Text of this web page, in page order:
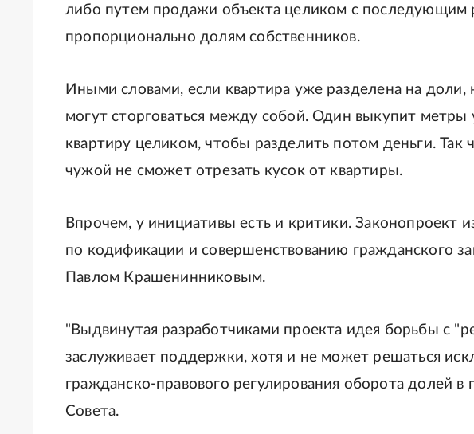
либо путем продажи объекта целиком с последующим
пропорционально долям собственников.
Иными словами, если квартира уже разделена на доли,
могут сторговаться между собой. Один выкупит метры
квартиру целиком, чтобы разделить потом деньги.
чужой не сможет отрезать кусок от квартиры.
Впрочем, у инициативы есть и критики. Законопроект
по кодификации и совершенствованию гражданского
Павлом Крашенинниковым.
"Выдвинутая разработчиками проекта идея борьбы с
заслуживает поддержки, хотя и не может решаться
гражданско-правового регулирования оборота долей в
Совета.